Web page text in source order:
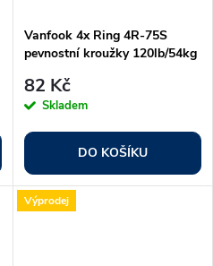
Vanfook 4x Ring 4R-75S
pevnostní kroužky 120lb/54kg
82 Kč
Skladem
DO KOŠÍKU
Výprodej